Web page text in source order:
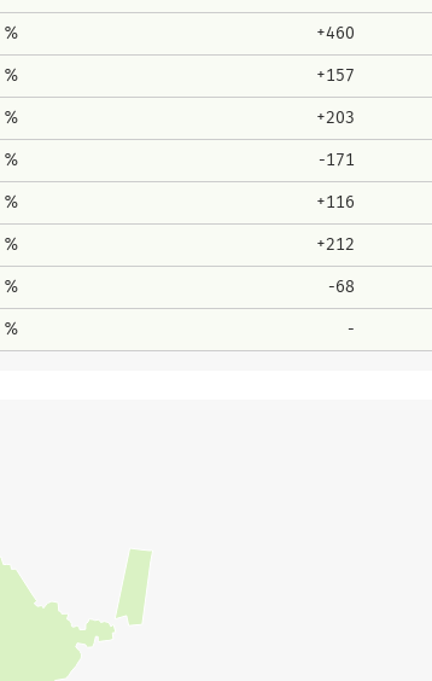
% +460
% +157
% +203
% -171
% +116
% +212
% -68
% -